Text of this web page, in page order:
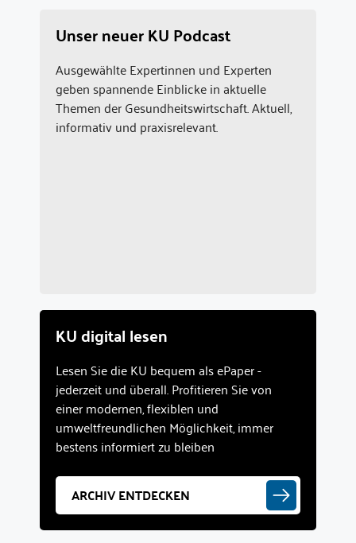
Unser neuer KU Podcast
Ausgewählte Expertinnen und Experten
geben spannende Einblicke in aktuelle
Themen der Gesundheitswirtschaft. Aktuell,
informativ und praxisrelevant.
KU digital lesen
Lesen Sie die KU bequem als ePaper -
jederzeit und überall. Profitieren Sie von
einer modernen, flexiblen und
umweltfreundlichen Möglichkeit, immer
bestens informiert zu bleiben
ARCHIV ENTDECKEN